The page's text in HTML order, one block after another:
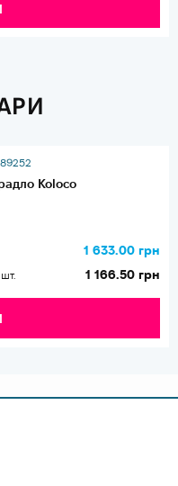
89252
Koloco
1 633.00 грн
шт. 1 166.50 грн